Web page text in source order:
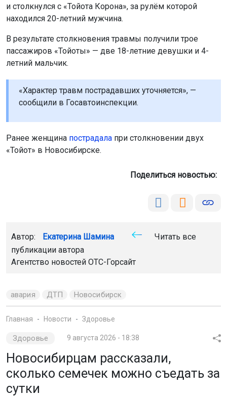
и столкнулся с «Тойота Корона», за рулём которой
находился 20-летний мужчина.
В результате столкновения травмы получили трое
пассажиров «Тойоты» — две 18-летние девушки и 4-
летний мальчик.
«Характер травм пострадавших уточняется», —
сообщили в Госавтоинспекции.
Ранее женщина пострадала при столкновении двух
«Тойот» в Новосибирске.
Поделиться новостью:
Автор: Екатерина Шамина
Читать все
публикации автора
Агентство новостей ОТС-Горсайт
авария ДТП Новосибирск
Главная Новости Здоровье
Здоровье 9 августа 2026 - 18:38
Новосибирцам рассказали,
сколько семечек можно съедать за
сутки